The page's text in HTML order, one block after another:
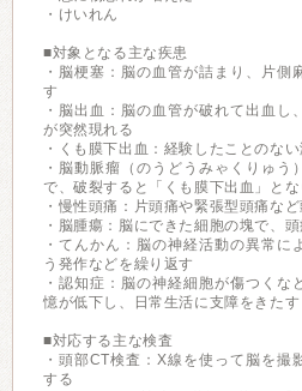
・けいれん
■対象となる主な疾患
・脳梗塞：脳の血管が詰まり、片側
す
・脳出血：脳の血管が破れて出血し
が突然現れる
・くも膜下出血：経験したことのな
・脳動脈瘤（のうどうみゃくりゅう
で、破裂すると「くも膜下出血」と
・慢性頭痛：片頭痛や緊張型頭痛な
・脳腫瘍：脳にできた細胞の塊で、
・てんかん：脳の神経活動の異常に
う発作などを繰り返す
・認知症：脳の神経細胞が傷つくな
憶が低下し、日常生活に支障をきたす
■対応する主な検査
・頭部CT検査：X線を使って脳を撮
する